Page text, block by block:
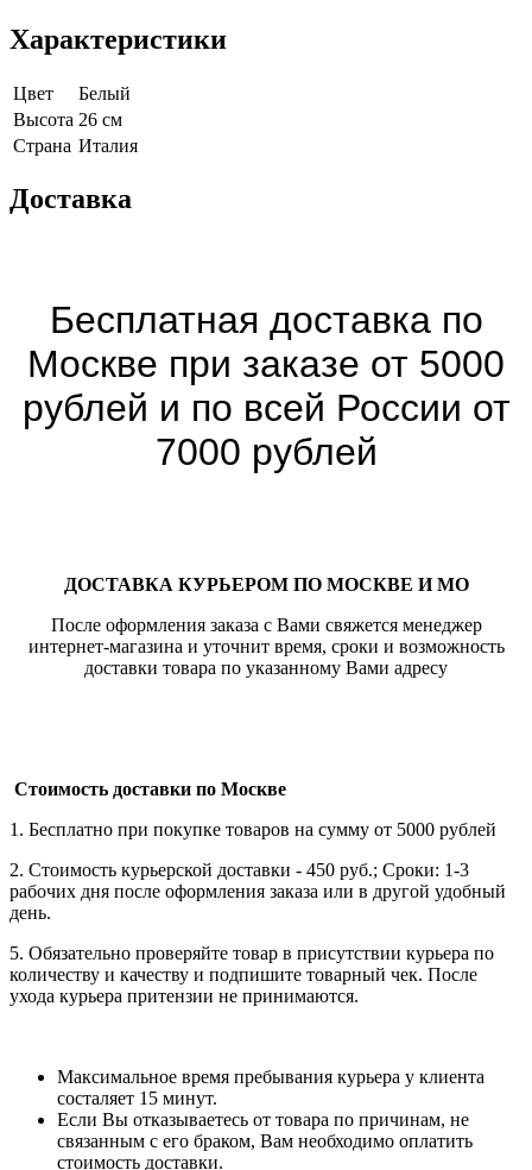
Характеристики
Цвет
Белый
Высота 26 см
Страна Италия
Доставка
Бесплатная доставка по
Москве при заказе от 5000
рублей и по всей России от
7000 рублей
ДОСТАВКА КУРЬЕРОМ ПО МОСКВЕ И МО
После оформления заказа с Вами свяжется менеджер
интернет-магазина и уточнит время, сроки и возможность
доставки товара по указанному Вами адресу
Стоимость доставки по Москве
1. Бесплатно при покупке товаров на сумму от 5000 рублей
2. Стоимость курьерской доставки - 450 руб.; Сроки: 1-3
рабочих дня после оформления заказа или в другой удобный
день.
5. Обязательно проверяйте товар в присутствии курьера по
количеству и качеству и подпишите товарный чек. После
ухода курьера притензии не принимаются.
Максимальное время пребывания курьера у клиента
состаляет 15 минут.
Если Вы отказываетесь от товара по причинам, не
связанным с его браком, Вам необходимо оплатить
стоимость доставки.